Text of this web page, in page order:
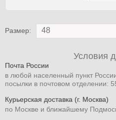
Размер:
Условия
Почта России
в любой населенный пункт
посылки в почтовом отделении:
Курьерская доставка (г. Москва)
по Москве и ближайшему